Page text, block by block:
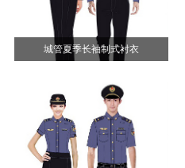
城管夏季长袖制式衬衣